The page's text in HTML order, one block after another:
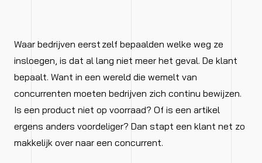
Waar bedrijven eerst zelf bepaalden welke weg ze
insloegen, is dat al lang niet meer het geval. De klant
bepaalt. Want in een wereld die wemelt van
concurrenten moeten bedrijven zich continu bewijzen.
Is een product niet op voorraad? Of is een artikel
ergens anders voordeliger? Dan stapt een klant net zo
makkelijk over naar een concurrent.